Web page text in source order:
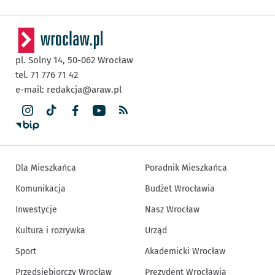
pl. Solny 14, 50-062 Wrocław
tel. 71 776 71 42
e-mail: redakcja@araw.pl
Dla Mieszkańca
Komunikacja
Inwestycje
Kultura i rozrywka
Sport
Przedsiębiorczy Wrocław
Poradnik Mieszkańca
Budżet Wrocławia
Nasz Wrocław
Urząd
Akademicki Wrocław
Prezydent Wrocławia